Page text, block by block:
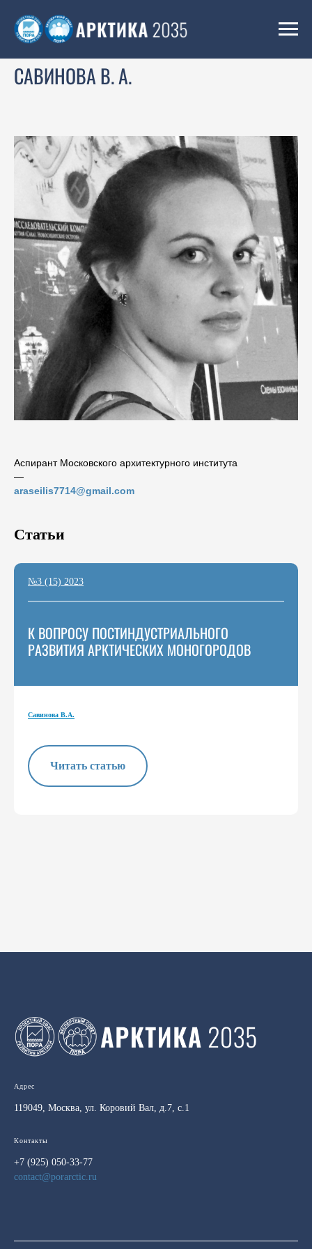
САВИНОВА В. А.
Aспирант Московского архитектурного института
―
araseilis7714@gmail.com
Статьи
№3 (15) 2023
К ВОПРОСУ ПОСТИНДУСТРИАЛЬНОГО
РАЗВИТИЯ АРКТИЧЕСКИХ МОНОГОРОДОВ
Савинова В.А.
Читать статью
Адрес
119049, Москва, ул. Коровий Вал, д.7, с.1
Контакты
+7 (925) 050-33-77
contact@porarctic.ru